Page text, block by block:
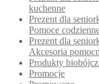
kuchenne
Prezent dla
Pomoce
Prezent dla
Akcesoria
Produkty
Promocje